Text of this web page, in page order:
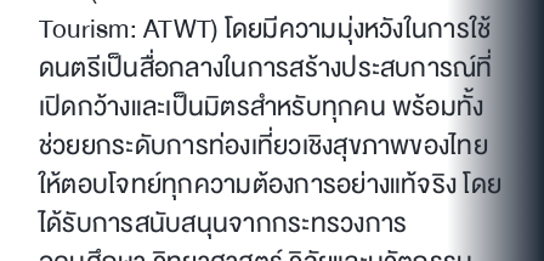
Tourism: ATWT) โดยมีความมุ่งหวังในการใช้
ดนตรีเป็นสื่อกลางในการสร้างประสบการณ์ที่
เปิดกว้างและเป็นมิตรสำหรับทุกคน พร้อมทั้ง
ช่วยยกระดับการท่องเที่ยวเชิงสุขภาพของไทย
ให้ตอบโจทย์ทุกความต้องการอย่างแท้จริง โดย
ได้รับการสนับสนุนจากกระทรวงการ